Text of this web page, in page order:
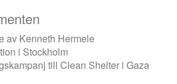
av Kenneth Hermele
i Stockholm
till Clean Shelter i Gaza